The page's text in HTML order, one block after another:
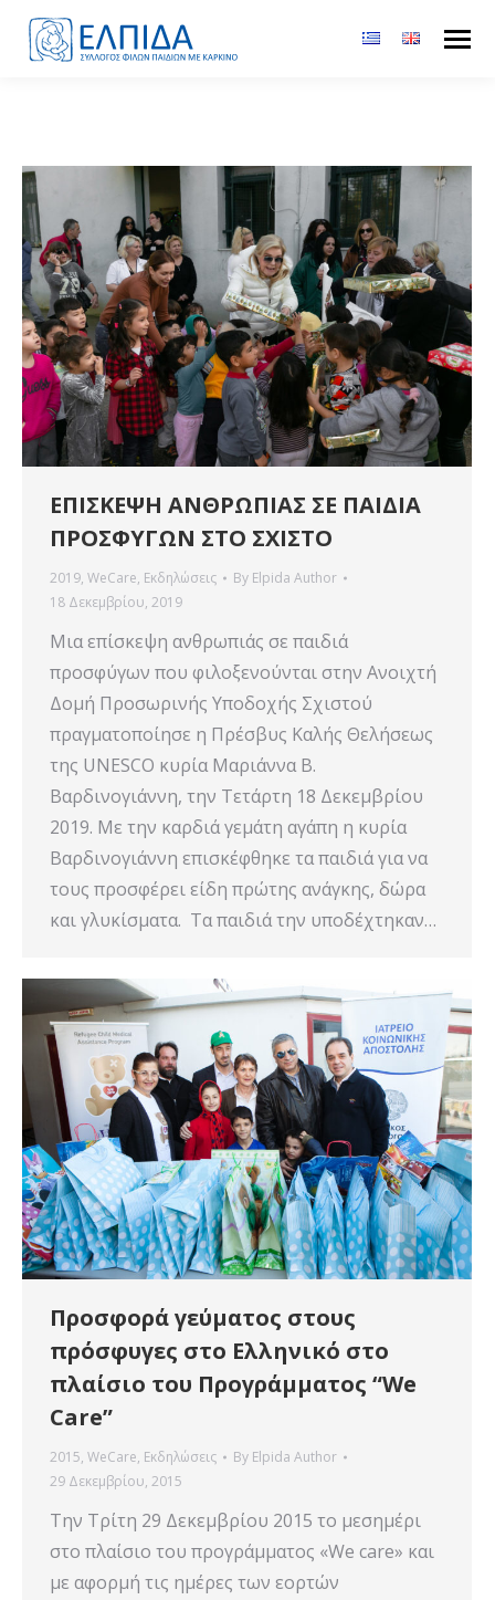
ΕΠΙΣΚΕΨΗ ΑΝΘΡΩΠΙΑΣ ΣΕ ΠΑΙΔΙΑ
ΠΡΟΣΦΥΓΩΝ ΣΤΟ ΣΧΙΣΤΟ
2019, WeCare, Εκδηλώσεις By Elpida Author
18 Δεκεμβρίου, 2019
Μια επίσκεψη ανθρωπιάς σε παιδιά
προσφύγων που φιλοξενούνται στην Ανοιχτή
Δομή Προσωρινής Υποδοχής Σχιστού
πραγματοποίησε η Πρέσβυς Καλής Θελήσεως
της UNESCO κυρία Μαριάννα Β.
Βαρδινογιάννη, την Τετάρτη 18 Δεκεμβρίου
2019. Με την καρδιά γεμάτη αγάπη η κυρία
Βαρδινογιάννη επισκέφθηκε τα παιδιά για να
τους προσφέρει είδη πρώτης ανάγκης, δώρα
και γλυκίσματα. Τα παιδιά την υποδέχτηκαν…
Προσφορά γεύματος στους
πρόσφυγες στο Ελληνικό στο
πλαίσιο του Προγράμματος “We
Care”
2015, WeCare, Εκδηλώσεις By Elpida Author
29 Δεκεμβρίου, 2015
Την Τρίτη 29 Δεκεμβρίου 2015 το μεσημέρι
στο πλαίσιο του προγράμματος «We care» και
με αφορμή τις ημέρες των εορτών